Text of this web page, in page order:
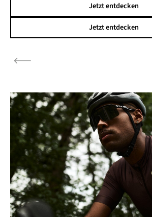
Jetzt entdecken
Jetzt entdecken